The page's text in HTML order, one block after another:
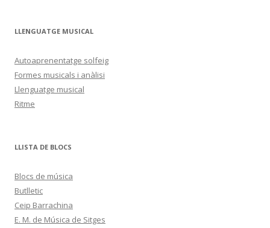
LLENGUATGE MUSICAL
Autoaprenentatge solfeig
Formes musicals i anàlisi
Llenguatge musical
Ritme
LLISTA DE BLOCS
Blocs de música
Butlletic
Ceip Barrachina
E. M. de Música de Sitges